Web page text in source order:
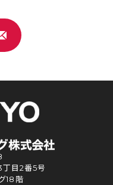
目2番5号
18階